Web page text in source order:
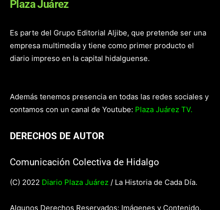
Plaza Juárez
Es parte del Grupo Editorial Aljibe, que pretende ser una
empresa multimedia y tiene como primer producto el
diario impreso en la capital hidalguense.
Además tenemos presencia en todas las redes sociales y
contamos con un canal de Youtube: Plaza Juárez TV.
DERECHOS DE AUTOR
Comunicación Colectiva de Hidalgo
(C) 2022 Diario Plaza Juárez / La Historia de Cada Día.
Algunos Derechos Reservados: Imágenes y Contenido.